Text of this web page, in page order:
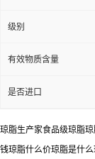
级别
有效物质含量
是否进口
琼脂生产家食品级琼脂
钱琼脂什么价琼脂是什